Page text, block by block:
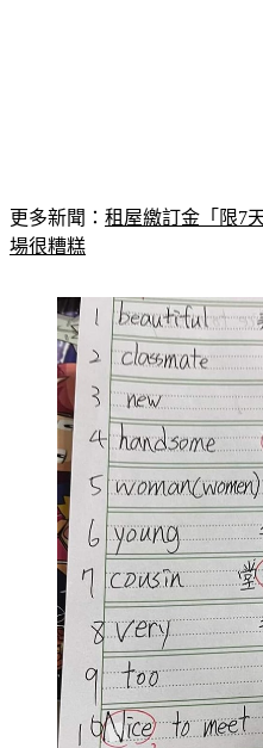
更多新聞： 租屋繳訂金「限7
場很糟糕